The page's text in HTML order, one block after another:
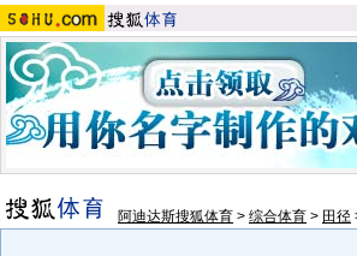
阿迪达斯搜狐体育 > 综合体育 > 田径